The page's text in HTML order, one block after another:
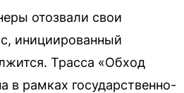
отозвали свои
инициированный
Трасса «Обход
в рамках государственно-